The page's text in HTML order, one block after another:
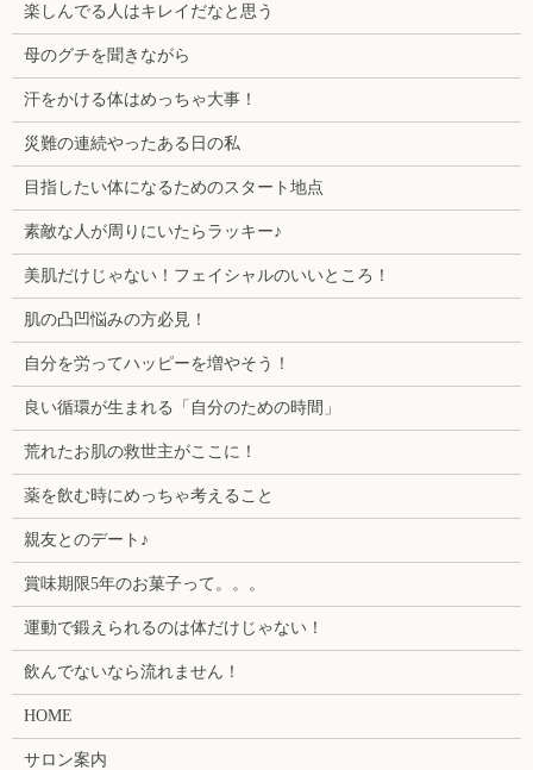
楽しんでる人はキレイだなと思う
母のグチを聞きながら
汗をかける体はめっちゃ大事！
災難の連続やったある日の私
目指したい体になるためのスタート地点
素敵な人が周りにいたらラッキー♪
美肌だけじゃない！フェイシャルのいいところ！
肌の凸凹悩みの方必見！
自分を労ってハッピーを増やそう！
良い循環が生まれる「自分のための時間」
荒れたお肌の救世主がここに！
薬を飲む時にめっちゃ考えること
親友とのデート♪
賞味期限5年のお菓子って。。。
運動で鍛えられるのは体だけじゃない！
飲んでないなら流れません！
HOME
サロン案内